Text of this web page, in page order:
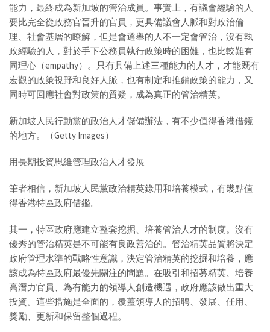
能力，最終成為新加坡的管治成員。事實上，有議會經驗的人
要比完全從政務官晉升的官員，更具備議會人脈和對政治倫
理、社會基層的瞭解，但是會選舉的人不一定會管治，沒有執
政經驗的人，對於手下公務員執行政策時的困難，也比較難有
同理心（empathy）。只有具備上述三種能力的人才，才能既有
宏觀的政策視野和良好人脈，也有制定和推銷政策的能力，又
同時可回應社會對政策的質疑，成為真正的管治精英。
新加坡人民行動黨的政治人才儲備辦法，有不少值得香港借鏡
的地方。（Getty Images）
用長期投資思維管理政治人才發展
筆者相信，新加坡人民黨政治精英錄用和培養模式，有幾點值
得香港特區政府借鑑。
其一，特區政府應建立整套挖掘、培養管治人才的制度。沒有
優秀的管治精英是不可能有良政善治的。管治精英品質將決定
政府管理水準的戰略性意識，決定管治精英的挖掘和培養，應
該成為特區政府最優先關注的問題。在吸引和招募精英、培養
高潛力官員、為有能力的領導人創造機遇，政府應該做出重大
投資。這些措施是全面的，覆蓋領導人的招聘、發展、任用、
獎勵、更新和保留整個過程。